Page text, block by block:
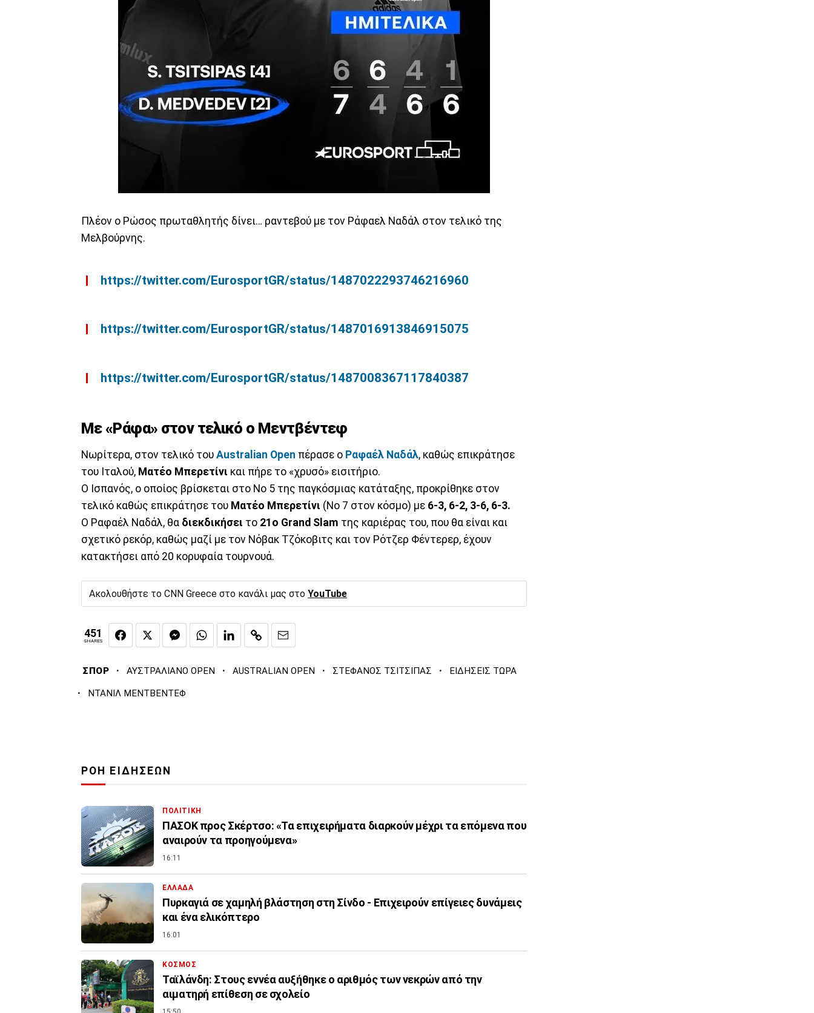
Πλέον ο Ρώσος πρωταθλητής δίνει… ραντεβού με τον Ράφαελ Ναδάλ στον τελικό της
Μελβούρνης.
https://twitter.com/EurosportGR/status/1487022293746216960
https://twitter.com/EurosportGR/status/1487016913846915075
https://twitter.com/EurosportGR/status/1487008367117840387
Με «Ράφα» στον τελικό ο Μεντβέντεφ
Νωρίτερα, στον τελικό του Australian Open πέρασε ο Ραφαέλ Ναδάλ, καθώς επικράτησε
του Ιταλού, Ματέο Μπερετίνι και πήρε το «χρυσό» εισιτήριο.
Ο Ισπανός, ο οποίος βρίσκεται στο Νο 5 της παγκόσμιας κατάταξης, προκρίθηκε στον
τελικό καθώς επικράτησε του Ματέο Μπερετίνι (Νο 7 στον κόσμο) με 6-3, 6-2, 3-6, 6-3.
Ο Ραφαέλ Ναδάλ, θα διεκδικήσει το 21ο Grand Slam της καριέρας του, που θα είναι και
σχετικό ρεκόρ, καθώς μαζί με τον Νόβακ Τζόκοβιτς και τον Ρότζερ Φέντερερ, έχουν
κατακτήσει από 20 κορυφαία τουρνουά.
Ακολουθήστε το CNN Greece στο κανάλι μας στο YouTube
451
SHARES
ΣΠΟΡ · ΑΥΣΤΡΑΛΙΑΝΟ OPEN · AUSTRALIAN OPEN · ΣΤΕΦΑΝΟΣ ΤΣΙΤΣΙΠΑΣ · ΕΙΔΗΣΕΙΣ ΤΩΡΑ
· ΝΤΑΝΙΛ ΜΕΝΤΒΕΝΤΕΦ
ΡΟΗ ΕΙΔΗΣΕΩΝ
ΠΟΛΙΤΙΚΗ
ΠΑΣΟΚ προς Σκέρτσο: «Τα επιχειρήματα διαρκούν μέχρι τα επόμενα που
αναιρούν τα προηγούμενα»
16:11
ΕΛΛΑΔΑ
Πυρκαγιά σε χαμηλή βλάστηση στη Σίνδο - Επιχειρούν επίγειες δυνάμεις
και ένα ελικόπτερο
16:01
ΚΟΣΜΟΣ
Ταϊλάνδη: Στους εννέα αυξήθηκε ο αριθμός των νεκρών από την
αιματηρή επίθεση σε σχολείο